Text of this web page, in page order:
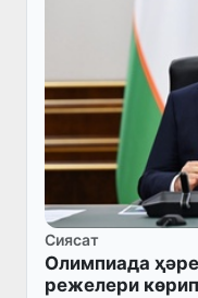
Сиясат
Олимпиада
режелери